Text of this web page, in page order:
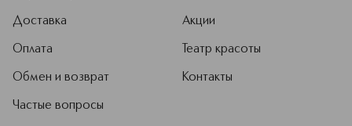
Доставка
Оплата
Обмен и возврат
Частые вопросы
Акции
Театр красоты
Контакты